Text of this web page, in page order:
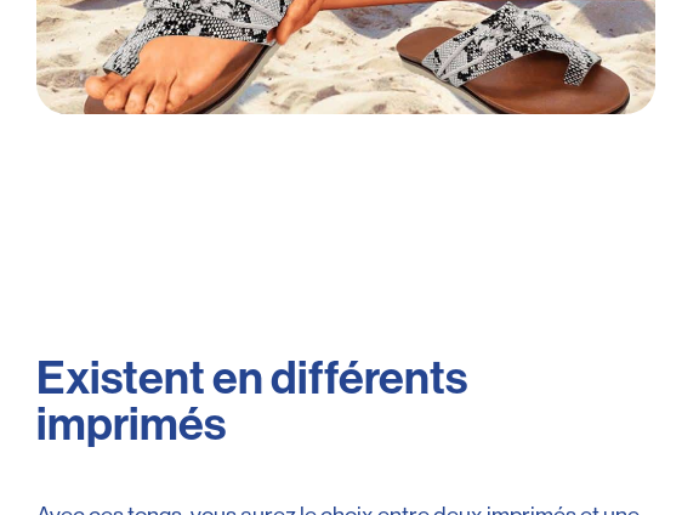
Existent en différents
imprimés